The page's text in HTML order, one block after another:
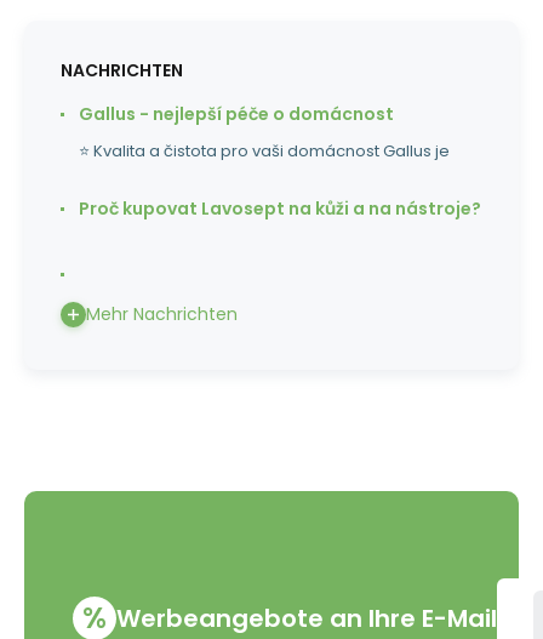
NACHRICHTEN
Gallus - nejlepší péče o domácnost
⭐ Kvalita a čistota pro vaši domácnost Gallus je
Proč kupovat Lavosept na kůži a na nástroje?
Mehr Nachrichten
% Werbeangebote an Ihre E-Mail